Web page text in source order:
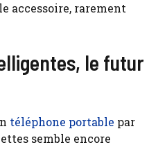
accessoire, rarement
le futur
téléphone portable par
semble encore